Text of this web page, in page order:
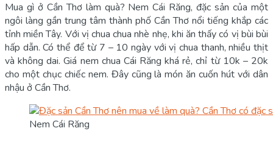
Mua gì ở Cần Thơ làm quà? Nem Cái Răng, đặc sản của một
ngôi làng gần trung tâm thành phố Cần Thơ nổi tiếng khắp các
tỉnh miền Tây. Với vị chua chua nhè nhẹ, khi ăn thấy có vị bùi bùi
hấp dẫn. Có thể để từ 7 – 10 ngày với vị chua thanh, nhiều thịt
và không dai. Giá nem chua Cái Răng khá rẻ, chỉ từ 10k – 20k
cho một chục chiếc nem. Đây cũng là món ăn cuốn hút với dân
nhậu ở Cần Thơ.
Nem Cái Răng